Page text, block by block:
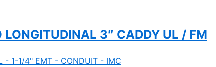
LONGITUDINAL 3″ CADDY UL / FM